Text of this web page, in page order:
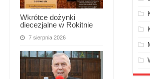
Wkrótce dożynki
diecezjalne w Rokitnie
7 sierpnia 2026